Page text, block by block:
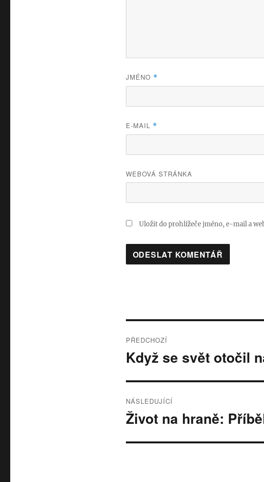
JMÉNO *
E-MAIL *
WEBOVÁ STRÁNKA
Uložit do prohlížeče jméno, e-mail a
pro
PŘEDCHOZÍ
Předchozí
příspěvek:
Když se svět otočil
NÁSLEDUJÍCÍ
Následující
Život na hraně: